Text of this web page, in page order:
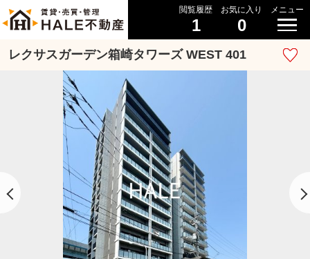
閲覧履歴
1
お気に入り
0
メニュー
レクサスガーデン箱崎タワーズ WEST 401